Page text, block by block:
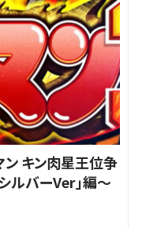
ン キン肉星王位争
ルバーVer」編～